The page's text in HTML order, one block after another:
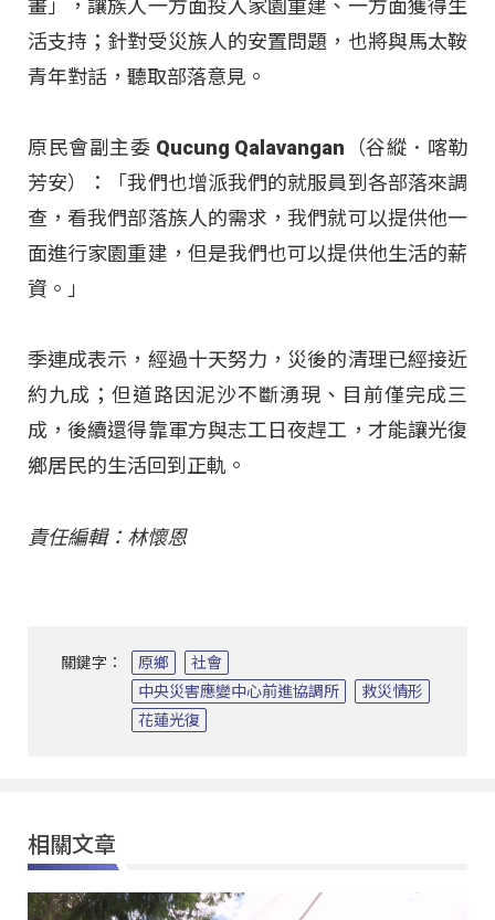
畫」，讓族人一方面投入家園重建、一方面獲得生
活支持；針對受災族人的安置問題，也將與馬太鞍
青年對話，聽取部落意見。
原民會副主委 Qucung Qalavangan（谷縱．喀勒
芳安）：「我們也增派我們的就服員到各部落來調
查，看我們部落族人的需求，我們就可以提供他一
面進行家園重建，但是我們也可以提供他生活的薪
資。」
季連成表示，經過十天努力，災後的清理已經接近
約九成；但道路因泥沙不斷湧現、目前僅完成三
成，後續還得靠軍方與志工日夜趕工，才能讓光復
鄉居民的生活回到正軌。
責任編輯：林懷恩
關鍵字： 原鄉
社會
中央災害應變中心前進協調所
救災情形
花蓮光復
相關文章